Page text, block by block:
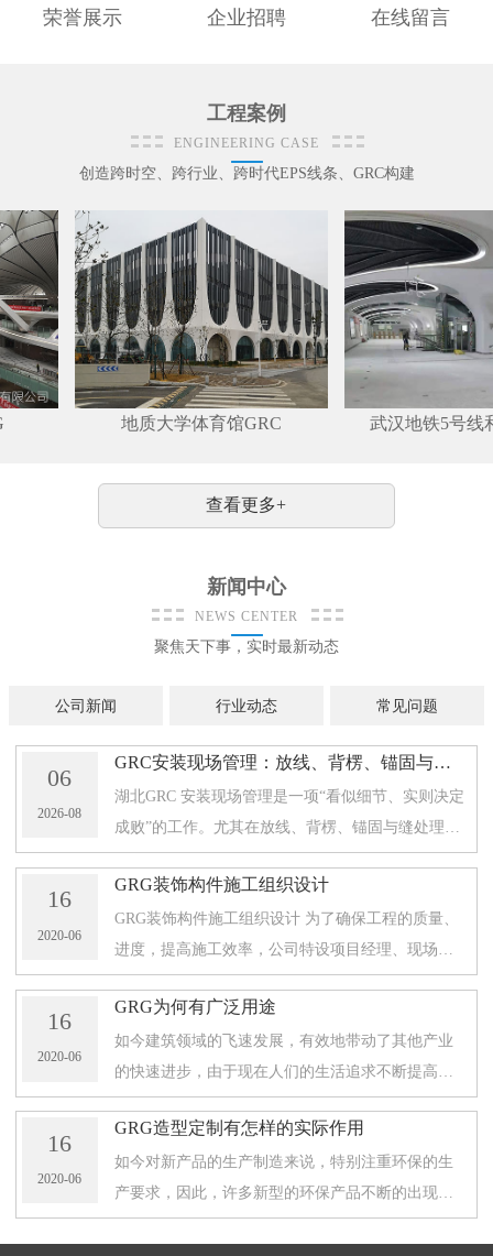
荣誉展示 企业招聘 在线留言
工程案例
ENGINEERING CASE
创造跨时空、跨行业、跨时代EPS线条、GRC构建
地质大学体育馆GRC 武汉地铁5号线和
查看更多+
新闻中心
NEWS CENTER
聚焦天下事，实时最新动态
公司新闻 行业动态 常见问题
06
2026-08
GRC安装现场管理：放线、背楞、锚固与缝处理的
湖北GRC 安装现场管理是一项“看似细节、实则决定
成败”的工作。尤其在放线、背楞、锚固与缝处理这
些环节，任何一处偏差都可能在后续造成表面观感
不稳定、收口不齐甚至局部脱落
16
2020-06
GRG装饰构件施工组织设计
GRG装饰构件施工组织设计 为了确保工程的质量、
进度，提高施工效率，公司特设项目经理、现场技
术负责人、施工员、施工工长、安装队长、安装队
员、专职电工、 焊工、机具工、技
16
2020-06
GRG为何有广泛用途
如今建筑领域的飞速发展，有效地带动了其他产业
的快速进步，由于现在人们的生活追求不断提高，
对于建筑风格来说，也有了不同的要求，为了满足
建筑施工的设计风格，使用了许多
16
2020-06
GRG造型定制有怎样的实际作用
如今对新产品的生产制造来说，特别注重环保的生
产要求，因此，许多新型的环保产品不断的出现在
市场中，以满足了实际的使用要求，在建筑施工领